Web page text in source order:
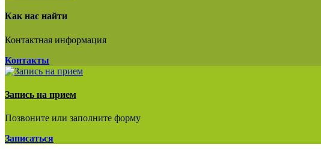
Как нас найти
Контактная информация
Контакты
Запись на прием
Позвоните или заполните форму
Записаться